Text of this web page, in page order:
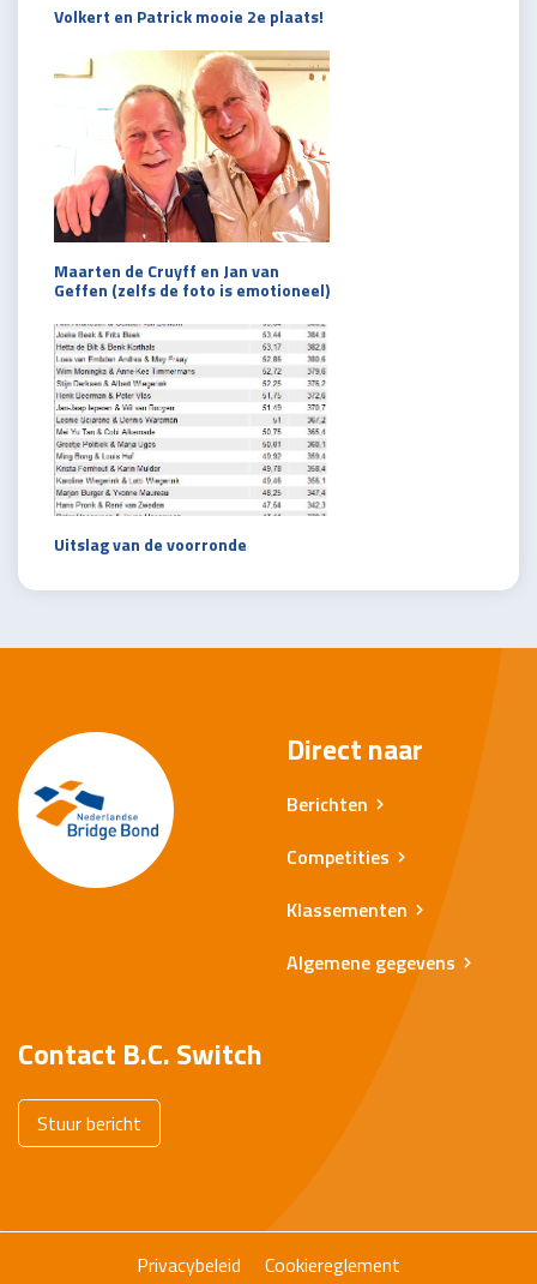
Volkert en Patrick mooie 2e plaats!
Maarten de Cruyff en Jan van
Geffen (zelfs de foto is emotioneel)
Uitslag van de voorronde
Direct naar
Berichten
Competities
Klassementen
Algemene gegevens
Contact B.C. Switch
Stuur bericht
Privacybeleid Cookiereglement